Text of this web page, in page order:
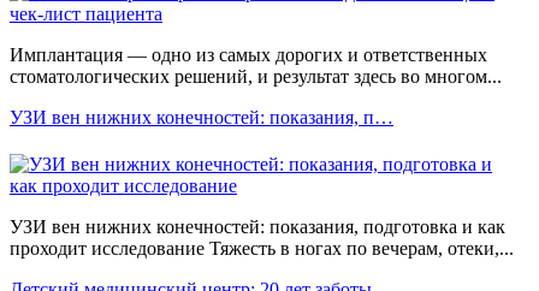
Имплантация — одно из самых дорогих и ответственных
стоматологических решений, и результат здесь во многом...
УЗИ вен нижних конечностей: показания, п…
УЗИ вен нижних конечностей: показания, подготовка и как
проходит исследование Тяжесть в ногах по вечерам, отеки,...